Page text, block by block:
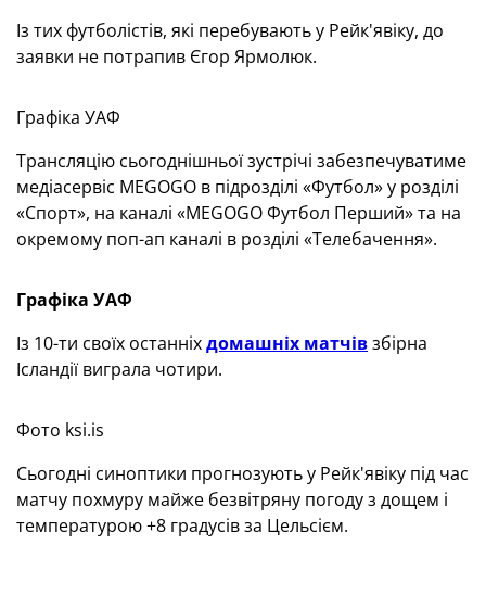
Із тих футболістів, які перебувають у Рейк'явіку, до
заявки не потрапив Єгор Ярмолюк.
Графіка УАФ
Трансляцію сьогоднішньої зустрічі забезпечуватиме
медіасервіс MEGOGO в підрозділі «Футбол» у розділі
«Спорт», на каналі «MEGOGO Футбол Перший» та на
окремому поп-ап каналі в розділі «Телебачення».
Графіка УАФ
Із 10-ти своїх останніхдомашніх матчівзбірна
Ісландії виграла чотири.
Фото ksi.is
Сьогодні синоптики прогнозують у Рейк'явіку під час
матчу похмуру майже безвітряну погоду з дощем і
температурою +8 градусів за Цельсієм.